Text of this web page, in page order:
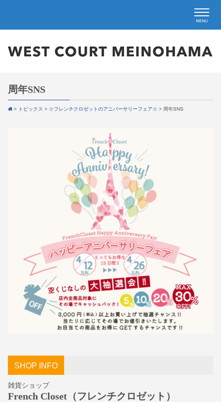
周年SNS
> トピックス > ☆フレンチクロゼットのアニバーサリーフェア☆ > 周年SNS
SHOP INFO
雑貨ショップ
French Closet（フレンチクロゼット）